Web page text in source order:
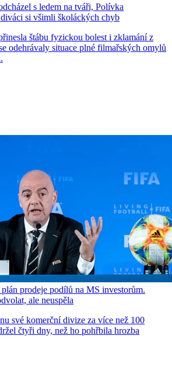
s ledem na tváři, Polívka
si všimli školáckých chyb
štábu fyzickou bolest i zklamání z
odehrávaly situace plné filmařských omylů
prodeje podílů na MS investorům.
ale neuspěla
své komerční divize za více než 100
čtyři dny, než ho pohřbila hrozba